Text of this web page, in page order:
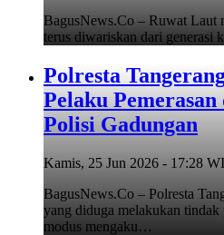
BagusNews.Co – Ruwat Laut
terus diwariskan dari generasi
Polresta
Pelaku
Polisi Gadungan
Kamis, 25 Jun 2026 - 17:28
BagusNews.Co – Polresta
yang diduga melakukan tindak
modus mengaku…